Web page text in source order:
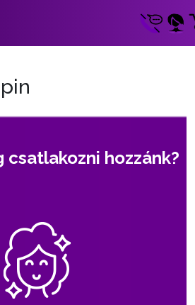
csatlakozni hozzánk?